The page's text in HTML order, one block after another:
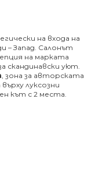
на входа на
– Запад. Салонът
на марката
скандинавски уют.
, зона за авторската
луксозни
кът с 2 места.